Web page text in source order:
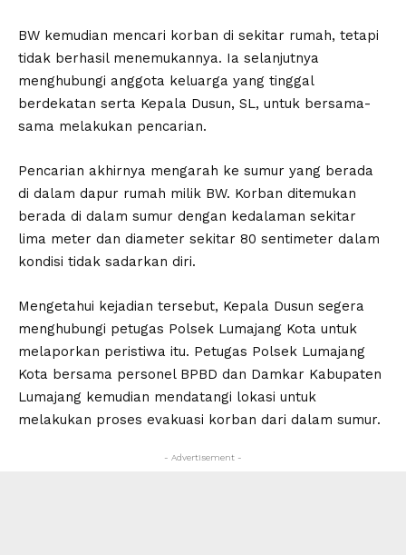
BW kemudian mencari korban di sekitar rumah, tetapi
tidak berhasil menemukannya. Ia selanjutnya
menghubungi anggota keluarga yang tinggal
berdekatan serta Kepala Dusun, SL, untuk bersama-
sama melakukan pencarian.
Pencarian akhirnya mengarah ke sumur yang berada
di dalam dapur rumah milik BW. Korban ditemukan
berada di dalam sumur dengan kedalaman sekitar
lima meter dan diameter sekitar 80 sentimeter dalam
kondisi tidak sadarkan diri.
Mengetahui kejadian tersebut, Kepala Dusun segera
menghubungi petugas Polsek Lumajang Kota untuk
melaporkan peristiwa itu. Petugas Polsek Lumajang
Kota bersama personel BPBD dan Damkar Kabupaten
Lumajang kemudian mendatangi lokasi untuk
melakukan proses evakuasi korban dari dalam sumur.
- Advertisement -